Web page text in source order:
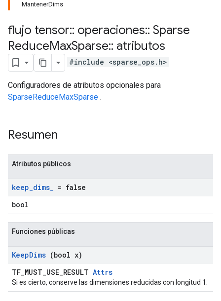
MantenerDims
flujo tensor:: operaciones:: Sparse
ReduceMaxSparse:: atributos
#include <sparse_ops.h>
Configuradores de atributos opcionales para
SparseReduceMaxSparse .
Resumen
Atributos públicos
keep_dims_ = false
bool
Funciones públicas
KeepDims (bool x)
TF_MUST_USE_RESULT Attrs
Si es cierto, conserve las dimensiones reducidas con longitud 1.